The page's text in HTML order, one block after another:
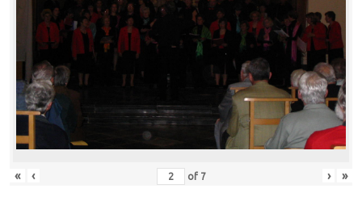
« ‹ of 7 › »